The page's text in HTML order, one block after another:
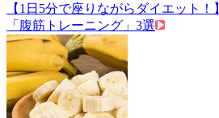
【1日5分で座りながらダイエット！
「腹筋トレーニング」3選